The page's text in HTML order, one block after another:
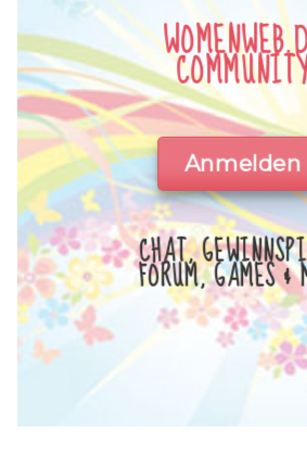
Anmelden
CHAT,
FORUM, GAMES &